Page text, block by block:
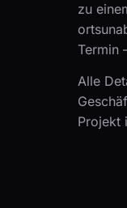
zu
Termin
Alle
Projekt